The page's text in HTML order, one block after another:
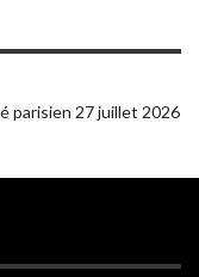
parisien 27 juillet 2026